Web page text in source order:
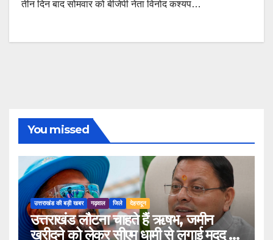
तीन दिन बाद सोमवार को बीजेपी नेता विनोद कश्यप…
You missed
उत्तराखंड की बड़ी खबर गढ़वाल जिले देहरादून
उत्तराखंड लौटना चाहते हैं ऋषभ, जमीन
खरीदने को लेकर सीएम धामी से लगाई मदद की